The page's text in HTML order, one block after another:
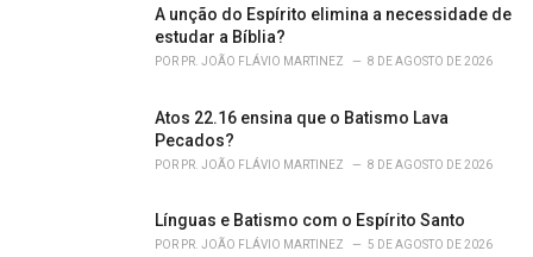
A unção do Espírito elimina a necessidade de
estudar a Bíblia?
POR PR. JOÃO FLÁVIO MARTINEZ 8 DE AGOSTO DE 2026
Atos 22.16 ensina que o Batismo Lava
Pecados?
POR PR. JOÃO FLÁVIO MARTINEZ 8 DE AGOSTO DE 2026
Línguas e Batismo com o Espírito Santo
POR PR. JOÃO FLÁVIO MARTINEZ 5 DE AGOSTO DE 2026